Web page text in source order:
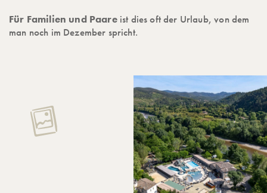
Für Familien und Paareist dies oft der Urlaub, von dem
man noch im Dezember spricht.